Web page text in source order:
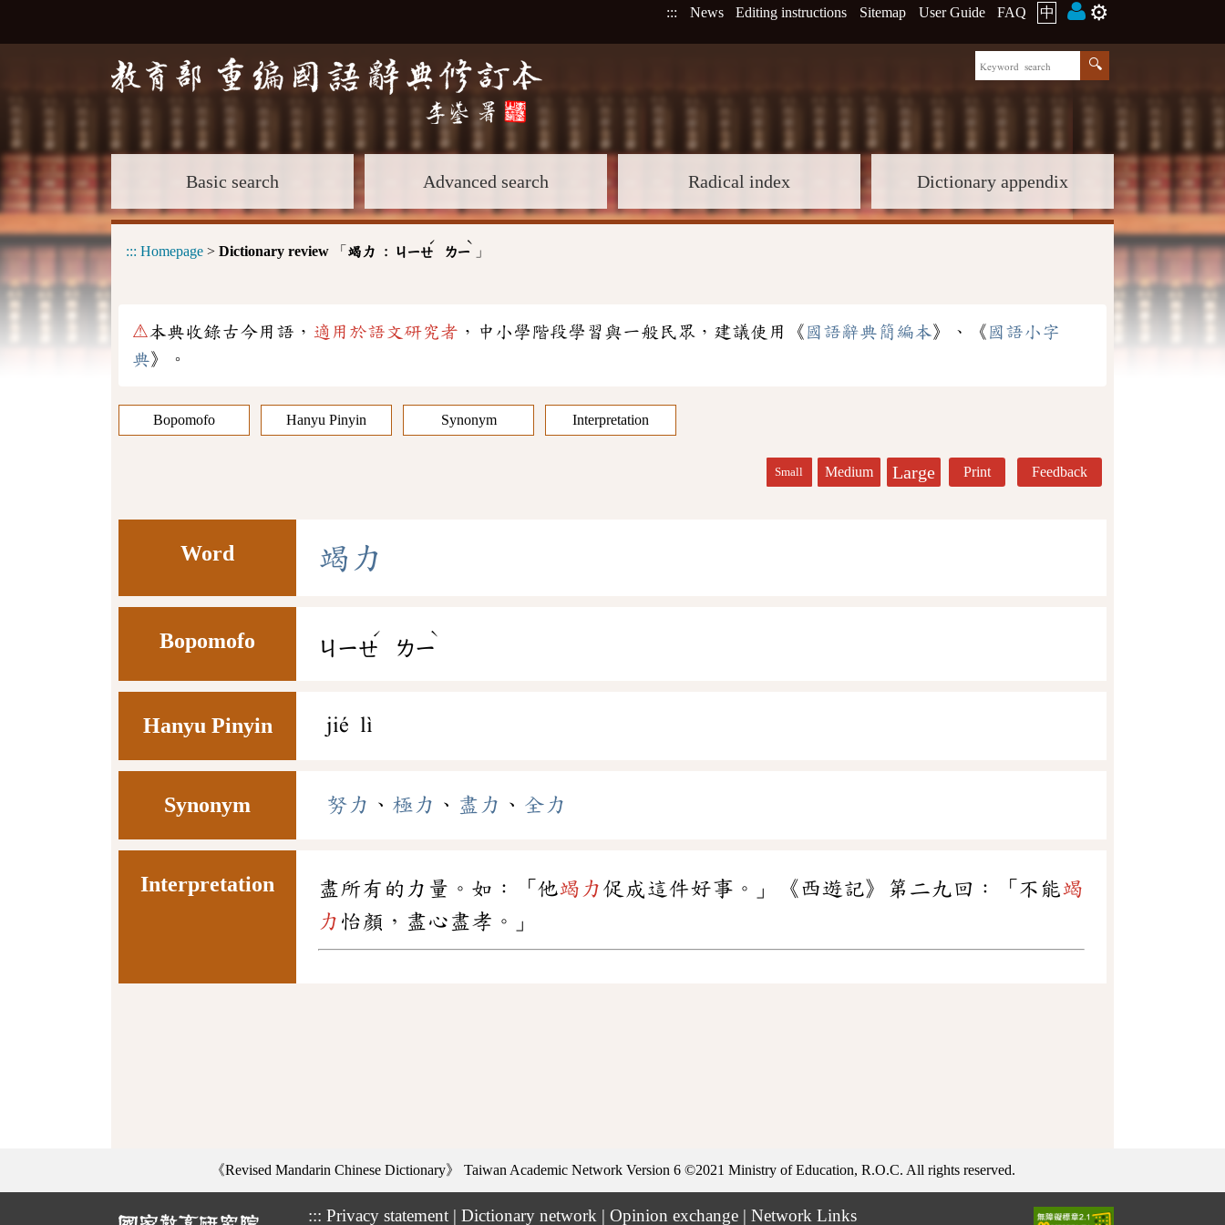
::: News Editing instructions Sitemap User Guide FAQ 中 ⚙️
Basic search Advanced search Radical index Dictionary appendix
::: Homepage > Dictionary review 「 竭力 : ㄐㄧㄝ
ˊ
ㄌㄧ
ˋ
」
⚠本典收錄古今用語， 適用於語文研究者 ，中小學階段學習與一般民眾，建議使用《 國語辭典簡編本》、《 國語小字
典》。
Bopomofo Hanyu Pinyin Synonym Interpretation
Small Medium Large Print Feedback
Word 竭 力
Bopomofo ㄐㄧㄝ
ˊ
ㄌㄧ
ˋ
Hanyu Pinyin jié lì
Synonym 努力 、 極力 、 盡力 、 全力
Interpretation 盡所有的力量。如：「他竭力 促成這件好事。」《西遊記》第二九回：「不能竭
力 怡顏，盡心盡孝。」
《Revised Mandarin Chinese Dictionary》 Taiwan Academic Network Version 6 ©2021 Ministry of Education, R.O.C. All rights reserved.
::: Privacy statement | Dictionary network | Opinion exchange | Network Links